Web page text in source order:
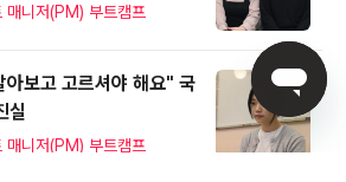
매니저(PM) 부트캠프
보고 고르셔야 해요" 국
실
매니저(PM) 부트캠프